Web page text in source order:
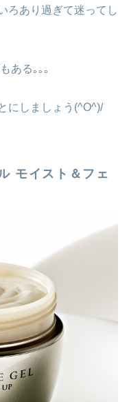
ろあり過ぎて迷ってし
ある｡｡｡
にしましょう(^O^)/
モイスト＆フェ